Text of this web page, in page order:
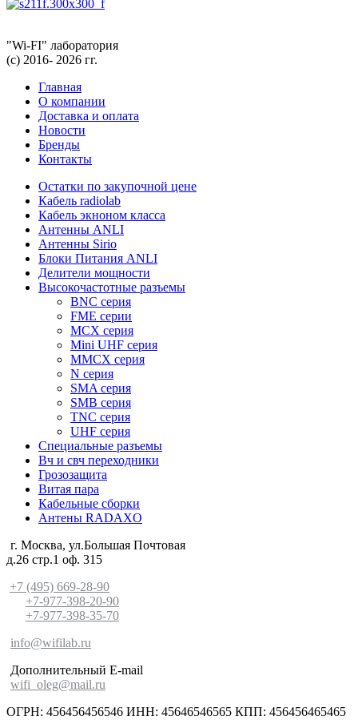
"Wi-FI" лаборатория
(с) 2016- 2026 гг.
Главная
О компании
Доставка и оплата
Новости
Бренды
Контакты
Остатки по закупочной цене
Кабель radiolab
Кабель экноном класса
Антенны ANLI
Антенны Sirio
Блоки Питания ANLI
Делители мощности
Высокочастотные разъемы
BNC серия
FME серии
MCX серия
Mini UHF серия
MMCX серия
N серия
SMA серия
SMB серия
TNC серия
UHF серия
Специальные разъемы
Вч и свч переходники
Грозозащита
Витая пара
Кабельные сборки
Антены RADAXO
г. Москва, ул.Большая Почтовая
д.26 стр.1 оф. 315
+7 (495) 669-28-90
+7-977-398-20-90
+7-977-398-35-70
info@wifilab.ru
Дополнительный E-mail
wifi_oleg@mail.ru
ОГРН: 456456456546 ИНН: 45646546565 КПП: 456456465465